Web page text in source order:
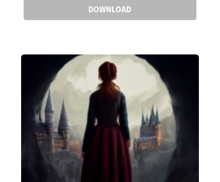
DOWNLOAD